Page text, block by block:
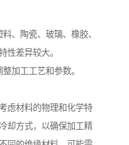
、陶瓷、玻璃、橡胶、
性差异较大。
加工工艺和参数。
虑材料的物理和化学特
却方式，以确保加工精